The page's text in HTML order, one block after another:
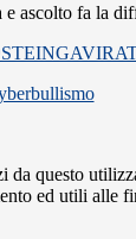
e ascolto fa la
da questo
ed utili alle